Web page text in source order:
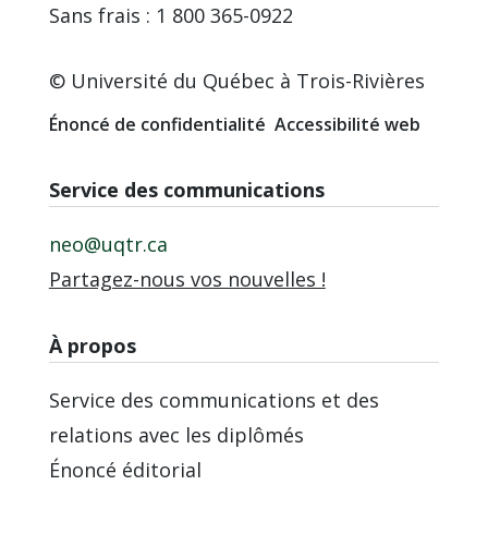
Sans frais : 1 800 365-0922
© Université du Québec à Trois-Rivières
Énoncé de confidentialité Accessibilité web
Service des communications
neo@uqtr.ca
Partagez-nous vos nouvelles !
À propos
Service des communications et des
relations avec les diplômés
Énoncé éditorial